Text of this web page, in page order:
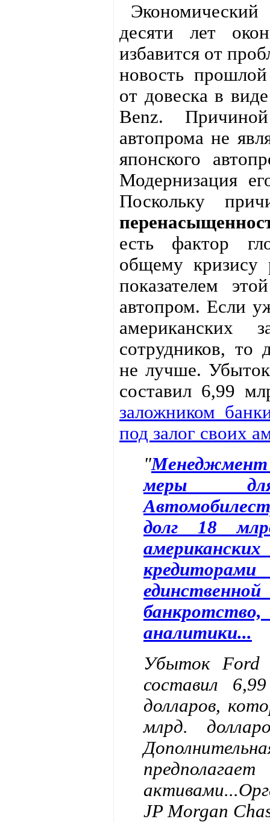
Экономический
десяти лет
избавится от
новость
от довеска в
Benz.
автопрома не
японского
Модернизация
Поскольку
есть фактор
общему
показателем
автопром. Если
американских
сотрудников, то
не лучше.
составил 6,99
заложником
под залог своих
"Менеджмент
меры
долг 18
аналитики...
Убыток Ford
составил
долларов,
млрд.
JP Morgan